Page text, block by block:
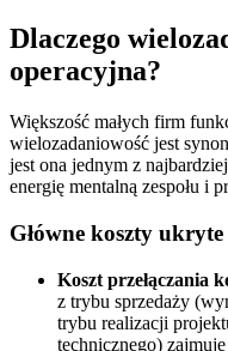
Dlaczego
operacyjna?
Większość małych firm
wielozadaniowość jest
jest ona jednym z
energię mentalną zespołu i
Główne koszty
Koszt przełączania
z trybu sprzedaży
trybu realizacji
technicznego)